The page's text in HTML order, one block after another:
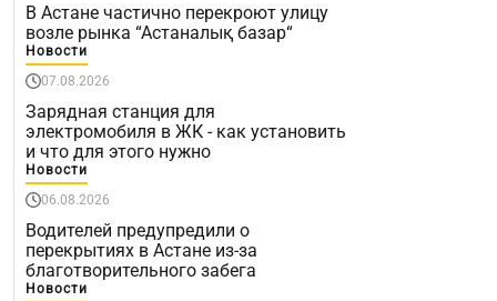
В Астане частично перекроют улицу
возле рынка “Астаналық базар“
Новости
07.08.2026
Зарядная станция для
электромобиля в ЖК - как установить
и что для этого нужно
Новости
06.08.2026
Водителей предупредили о
перекрытиях в Астане из-за
благотворительного забега
Новости